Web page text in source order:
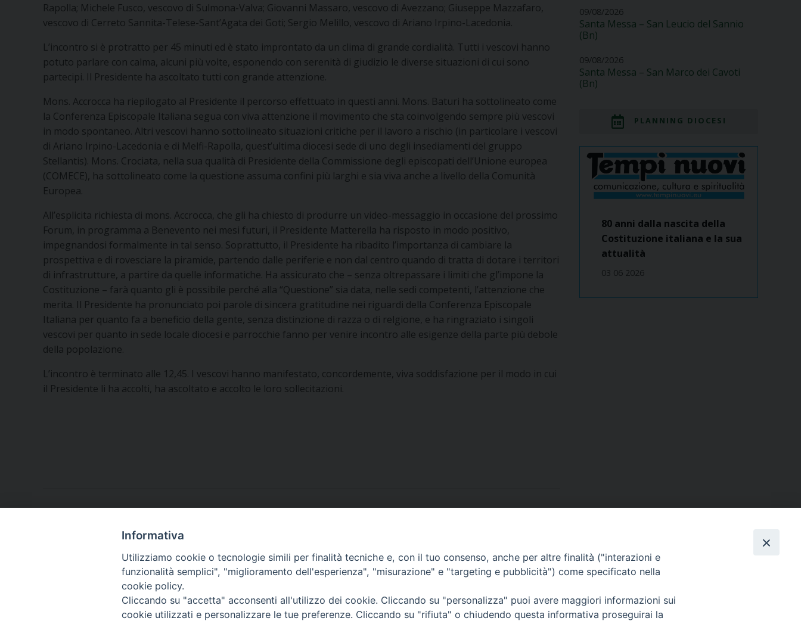
Rapolla; Michele Fusco, vescovo di Sulmona-Valva; Giovanni Massaro, vescovo di Avezzano; Giuseppe Mazzafaro,
vescovo di Cerreto Sannita-Telese-Sant’Agata dei Goti; Sergio Melillo, vescovo di Ariano Irpino-Lacedonia.
L’incontro si è protratto per 45 minuti ed è stato improntato da un clima di grande cordialità. Tutti i vescovi hanno
potuto parlare con calma, alcuni più volte, esponendo con serenità di giudizio le diverse situazioni di cui sono
partecipi. Il Presidente ha ascoltato tutti con grande attenzione.
Mons. Accrocca ha riepilogato al Presidente il percorso effettuato in questi anni. Mons. Baturi ha sottolineato come
la Conferenza Episcopale Italiana segua con viva attenzione il movimento che sta coinvolgendo sempre più vescovi
in modo spontaneo. Altri vescovi hanno sottolineato situazioni critiche per il lavoro a rischio (in particolare i vescovi
di Ariano Irpino-Lacedonia e di Melfi-Rapolla, quest’ultima diocesi sede di uno degli insediamenti del gruppo
Stellantis). Mons. Crociata, nella sua qualità di Presidente della Commissione degli episcopati dell’Unione europea
(COMECE), ha sottolineato come la questione assuma confini più larghi e sia viva anche a livello della Comunità
Europea.
All’esplicita richiesta di mons. Accrocca, che gli ha chiesto di produrre un video-messaggio in occasione del prossimo
Forum, in programma a Benevento nei mesi futuri, il Presidente Matterella ha risposto in modo positivo,
impegnandosi formalmente in tal senso. Soprattutto, il Presidente ha ribadito l’importanza di cambiare la
prospettiva e di rovesciare la piramide, partendo dalle periferie e non dal centro quando di tratta di dotare i territori
di infrastrutture, a partire da quelle informatiche. Ha assicurato che – senza oltrepassare i limiti che gl’impone la
Costituzione – farà quanto gli è possibile perché alla “Questione” sia data, nelle sedi competenti, l’attenzione che
merita. Il Presidente ha pronunciato poi parole di sincera gratitudine nei riguardi della Conferenza Episcopale
Italiana per quanto fa a beneficio della gente, senza distinzione di razza o di relgione, e ha ringraziato i singoli
vescovi per quanto in sede locale diocesi e parrocchie fanno per venire incontro alle esigenze della parte più debole
della popolazione.
L’incontro è terminato alle 12,45. I vescovi hanno manifestato, concordemente, viva soddisfazione per il modo in cui
il Presidente li ha accolti, ha ascoltato e accolto le loro sollecitazioni.
09/08/2026
Santa Messa – San Leucio del Sannio
(Bn)
09/08/2026
Santa Messa – San Marco dei Cavoti
(Bn)
PLANNING DIOCESI
80 anni dalla nascita della
Costituzione italiana e la sua
attualità
03 06 2026
Piazza Orsini, 27
82100 Benevento (BN)
Informativa
Utilizziamo cookie o tecnologie simili per finalità tecniche e, con il tuo consenso, anche per altre finalità ("interazioni e
funzionalità semplici", "miglioramento dell'esperienza", "misurazione" e "targeting e pubblicità") come specificato nella
cookie policy.
Cliccando su "accetta" acconsenti all'utilizzo dei cookie. Cliccando su "personalizza" puoi avere maggiori informazioni sui
cookie utilizzati e personalizzare le tue preferenze. Cliccando su "rifiuta" o chiudendo questa informativa proseguirai la